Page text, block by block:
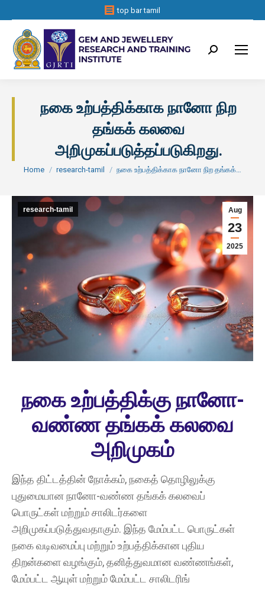
top bar tamil
Search:
நகை உற்பத்திக்காக நானோ நிற
தங்கக் கலவை
அறிமுகப்படுத்தப்படுகிறது.
You are here:
Home research-tamil நகை உற்பத்திக்காக நானோ நிற தங்கக்…
Aug
23
2025
research-tamil
நகை உற்பத்திக்கு நானோ-
வண்ண தங்கக் கலவை
அறிமுகம்
இந்த திட்டத்தின் நோக்கம், நகைத் தொழிலுக்கு
புதுமையான நானோ-வண்ண தங்கக் கலவைப்
பொருட்கள் மற்றும் சாலிடர்களை
அறிமுகப்படுத்துவதாகும். இந்த மேம்பட்ட பொருட்கள்
நகை வடிவமைப்பு மற்றும் உற்பத்திக்கான புதிய
திறன்களை வழங்கும், தனித்துவமான வண்ணங்கள்,
மேம்பட்ட ஆயுள் மற்றும் மேம்பட்ட சாலிடரிங்